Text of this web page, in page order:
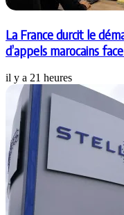
La France durcit le
d’appels marocains
il y a 21 heures